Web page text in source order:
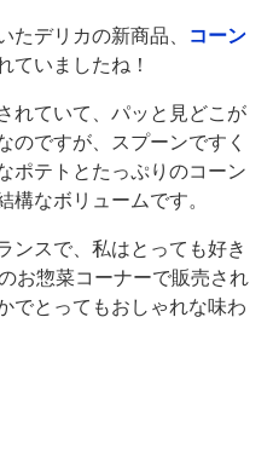
たデリカの新商品、
コーン
ていましたね！
れていて、パッと見どこが
のですが、スプーンですく
ポテトとたっぷりのコーン
構なボリュームです。
ンスで、私はとっても好き
お惣菜コーナーで販売され
でとってもおしゃれな味わ